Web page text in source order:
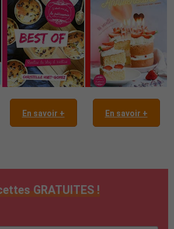
En savoir + En savoir +
GRATUITES !